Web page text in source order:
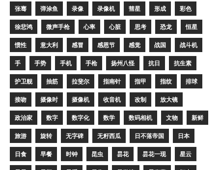
张骞 弹涂鱼 录像 录像机 彗星 形成 彩色
徐悲鸿 微声手枪 心率 心脏 思考 恐龙 恒星
惯性 意大利 感冒 感恩节 感觉 战国 战斗机
手 手势 手机 手枪 扬州八怪 抗日 抗生素
护卫舰 抽筋 拉斐尔 指南针 指甲 指纹 排球
接吻 摄像时 摄像机 收音机 改制 放大镜
政治家 数字 数字化 数学 数码相机 文物 新鲜
旅游 旋转 无字碑 无籽西瓜 日不落帝国 日本
日食 早餐 时钟 昆虫 昙花 昙花一现 星云